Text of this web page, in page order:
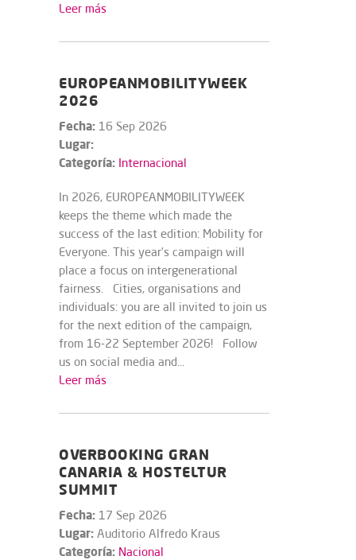
Leer más
EUROPEANMOBILITYWEEK
2026
Fecha: 16 Sep 2026
Lugar:
Categoría: Internacional
In 2026, EUROPEANMOBILITYWEEK
keeps the theme which made the
success of the last edition: Mobility for
Everyone. This year’s campaign will
place a focus on intergenerational
fairness. Cities, organisations and
individuals: you are all invited to join us
for the next edition of the campaign,
from 16-22 September 2026! Follow
us on social media and...
Leer más
OVERBOOKING GRAN
CANARIA & HOSTELTUR
SUMMIT
Fecha: 17 Sep 2026
Lugar: Auditorio Alfredo Kraus
Categoría: Nacional